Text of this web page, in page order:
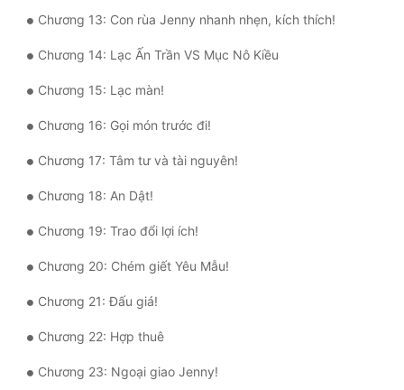
Tu Chân
Tu Tiên
Tội Phạm
Vô Địch
Võ Hiệp
Võng Du
Xuyên Không
Xuyên Nhanh
Xuyên Sách
Xuyên Thư
Điền Văn
Chương 13: Con rùa Jenny nhanh nhẹn, kích thích!
Chương 14: Lạc Ấn Trần VS Mục Nô Kiều
Chương 15: Lạc màn!
Chương 16: Gọi món trước đi!
Chương 17: Tâm tư và tài nguyên!
Chương 18: An Dật!
Chương 19: Trao đổi lợi ích!
Chương 20: Chém giết Yêu Mẫu!
Chương 21: Đấu giá!
Chương 22: Hợp thuê
Chương 23: Ngoại giao Jenny!